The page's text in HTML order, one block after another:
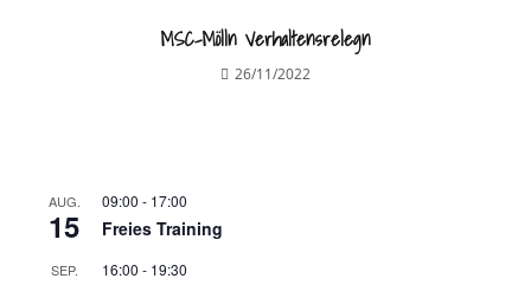
MSC-Mölln Verhaltensrelegn
26/11/2022
AUG.
15
09:00 - 17:00
Freies Training
SEP. 16:00 - 19:30